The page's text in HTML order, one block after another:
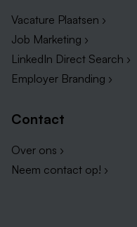
Vacature Plaatsen ›
Job Marketing ›
LinkedIn Direct Search ›
Employer Branding ›
Contact
Over ons ›
Neem contact op! ›